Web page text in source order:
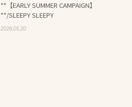
**【EARLY SUMMER CAMPAIGN】
**/SLEEPY SLEEPY
2026.05.20